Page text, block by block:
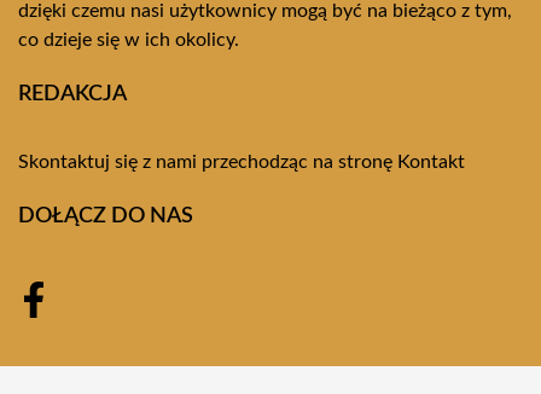
dzięki czemu nasi użytkownicy mogą być na bieżąco z tym,
co dzieje się w ich okolicy.
REDAKCJA
Skontaktuj się z nami przechodząc na stronę Kontakt
DOŁĄCZ DO NAS